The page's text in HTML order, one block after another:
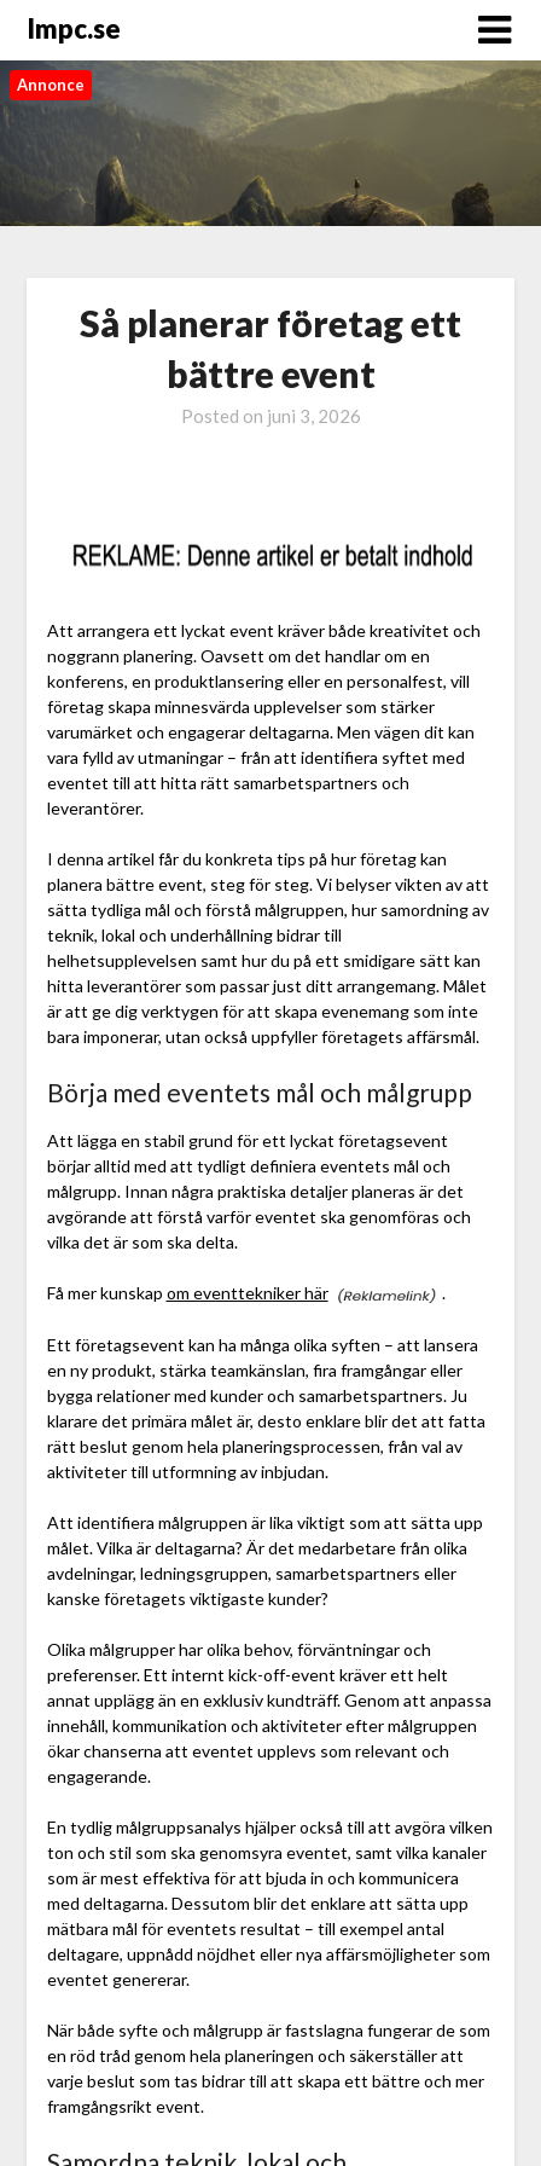
Impc.se
Annonce
Så planerar företag ett
bättre event
Posted on juni 3, 2026
Att arrangera ett lyckat event kräver både kreativitet och
noggrann planering. Oavsett om det handlar om en
konferens, en produktlansering eller en personalfest, vill
företag skapa minnesvärda upplevelser som stärker
varumärket och engagerar deltagarna. Men vägen dit kan
vara fylld av utmaningar – från att identifiera syftet med
eventet till att hitta rätt samarbetspartners och
leverantörer.
I denna artikel får du konkreta tips på hur företag kan
planera bättre event, steg för steg. Vi belyser vikten av att
sätta tydliga mål och förstå målgruppen, hur samordning av
teknik, lokal och underhållning bidrar till
helhetsupplevelsen samt hur du på ett smidigare sätt kan
hitta leverantörer som passar just ditt arrangemang. Målet
är att ge dig verktygen för att skapa evenemang som inte
bara imponerar, utan också uppfyller företagets affärsmål.
Börja med eventets mål och målgrupp
Att lägga en stabil grund för ett lyckat företagsevent
börjar alltid med att tydligt definiera eventets mål och
målgrupp. Innan några praktiska detaljer planeras är det
avgörande att förstå varför eventet ska genomföras och
vilka det är som ska delta.
Få mer kunskap om eventtekniker här .
Ett företagsevent kan ha många olika syften – att lansera
en ny produkt, stärka teamkänslan, fira framgångar eller
bygga relationer med kunder och samarbetspartners. Ju
klarare det primära målet är, desto enklare blir det att fatta
rätt beslut genom hela planeringsprocessen, från val av
aktiviteter till utformning av inbjudan.
Att identifiera målgruppen är lika viktigt som att sätta upp
målet. Vilka är deltagarna? Är det medarbetare från olika
avdelningar, ledningsgruppen, samarbetspartners eller
kanske företagets viktigaste kunder?
Olika målgrupper har olika behov, förväntningar och
preferenser. Ett internt kick-off-event kräver ett helt
annat upplägg än en exklusiv kundträff. Genom att anpassa
innehåll, kommunikation och aktiviteter efter målgruppen
ökar chanserna att eventet upplevs som relevant och
engagerande.
En tydlig målgruppsanalys hjälper också till att avgöra vilken
ton och stil som ska genomsyra eventet, samt vilka kanaler
som är mest effektiva för att bjuda in och kommunicera
med deltagarna. Dessutom blir det enklare att sätta upp
mätbara mål för eventets resultat – till exempel antal
deltagare, uppnådd nöjdhet eller nya affärsmöjligheter som
eventet genererar.
När både syfte och målgrupp är fastslagna fungerar de som
en röd tråd genom hela planeringen och säkerställer att
varje beslut som tas bidrar till att skapa ett bättre och mer
framgångsrikt event.